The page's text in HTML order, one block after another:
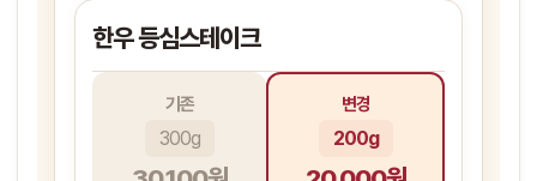
한우 등심스테이크
기존
300g
변경
200g